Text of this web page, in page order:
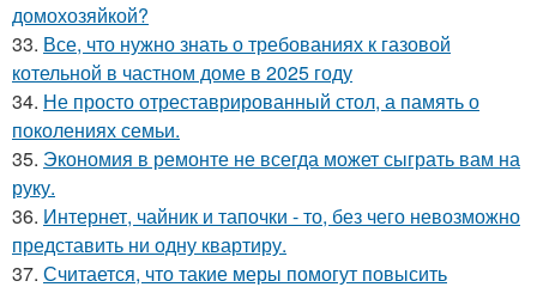
домохозяйкой?
33. Все, что нужно знать о требованиях к газовой
котельной в частном доме в 2025 году
34. Не просто отреставрированный стол, а память о
поколениях семьи.
35. Экономия в ремонте не всегда может сыграть вам на
руку.
36. Интернет, чайник и тапочки - то, без чего невозможно
представить ни одну квартиру.
37. Считается, что такие меры помогут повысить